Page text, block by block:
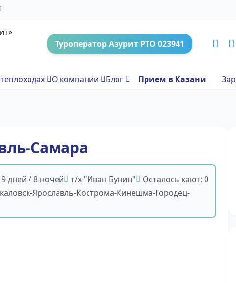
Туроператор Азурит РТО 023941
О компании Блог Прием в Казани
Самара
9 дней / 8 ночей т/х "Иван Бунин"
Осталось кают: 0
Ярославль-Кострома-Кинешма-Городец-